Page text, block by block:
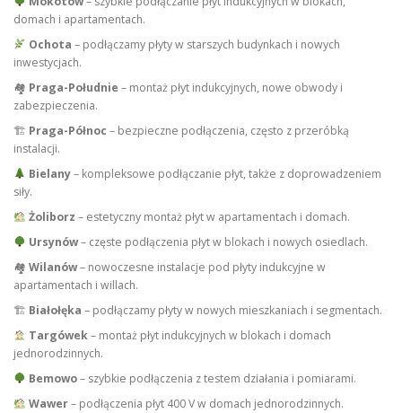
domach i apartamentach.
Ochota – podłączamy płyty w starszych budynkach i nowych
inwestycjach.
🏘 Praga-Południe – montaż płyt indukcyjnych, nowe obwody i
zabezpieczenia.
🏗 Praga-Północ – bezpieczne podłączenia, często z przeróbką
instalacji.
Bielany– kompleksowe podłączanie płyt, także z doprowadzeniem
siły.
Żoliborz – estetyczny montaż płyt w apartamentach i domach.
Ursynów– częste podłączenia płyt w blokach i nowych osiedlach.
🏘 Wilanów– nowoczesne instalacje pod płyty indukcyjne w
apartamentach i willach.
🏗 Białołęka – podłączamy płyty w nowych mieszkaniach i segmentach.
Targówek– montaż płyt indukcyjnych w blokach i domach
jednorodzinnych.
Bemowo– szybkie podłączenia z testem działania i pomiarami.
Wawer– podłączenia płyt 400 V w domach jednorodzinnych.